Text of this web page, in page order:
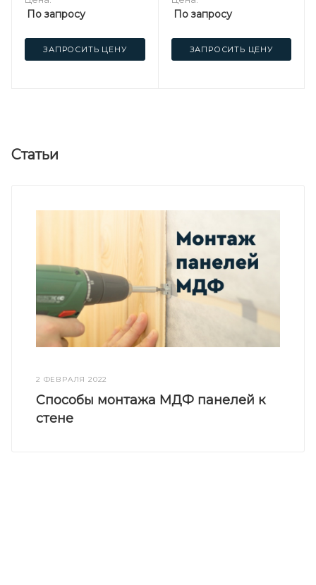
По запросу
ЗАПРОСИТЬ ЦЕНУ
По запросу
ЗАПРОСИТЬ ЦЕНУ
Статьи
2 ФЕВРАЛЯ 2022
Способы монтажа МДФ панелей к
стене